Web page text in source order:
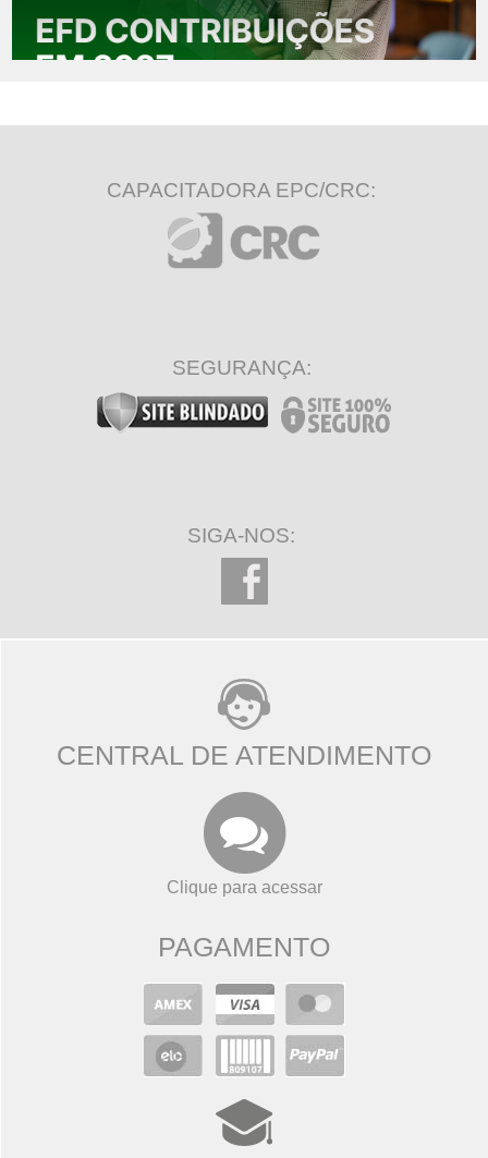
CAPACITADORA EPC/CRC:
SEGURANÇA:
SIGA-NOS:
CENTRAL DE ATENDIMENTO
Clique para acessar
PAGAMENTO